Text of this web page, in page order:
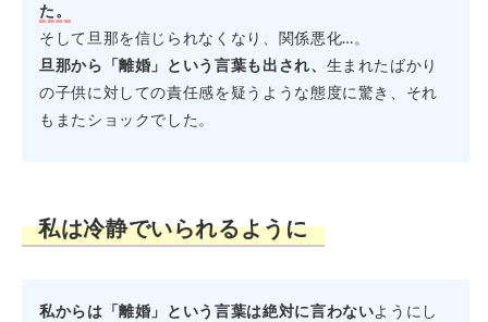
た。
そして旦那を信じられなくなり、関係悪化…。
旦那から「離婚」という言葉も出され、 生まれたばかり
の子供に対しての責任感を疑うような態度に驚き、それ
もまたショックでした。
私は冷静でいられるように
私からは「離婚」という言葉は絶対に言わないようにし